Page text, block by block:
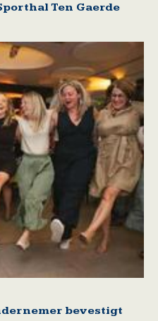
Ten Gaerde
bevestigt